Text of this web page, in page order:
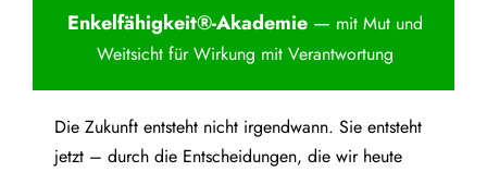
Enkelfähigkeit®-Akademie— mit Mut und
Weitsicht für Wirkung mit Verantwortung
Die Zukunft entsteht nicht irgendwann. Sie entsteht
jetzt – durch die Entscheidungen, die wir heute